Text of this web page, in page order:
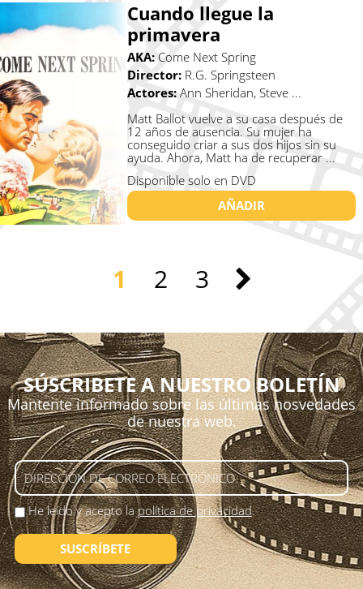
Cuando llegue la
primavera
AKA: Come Next Spring
Director: R.G. Springsteen
Actores:Ann Sheridan, Steve ...
Matt Ballot vuelve a su casa después de
12 años de ausencia. Su mujer ha
conseguido criar a sus dos hijos sin su
ayuda. Ahora, Matt ha de recuperar ...
Disponible solo en DVD
AÑADIR
1 2 3
SÚSCRIBETE A NUESTRO BOLETÍN
Mantente informado sobre las últimas nosvedades
de nuestra web.
He leído y acepto lapolítica de privacidad.
SUSCRÍBETE